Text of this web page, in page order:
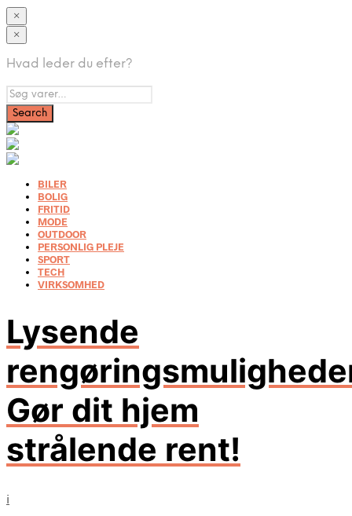
×
×
Hvad leder du efter?
BILER
BOLIG
FRITID
MODE
OUTDOOR
PERSONLIG PLEJE
SPORT
TECH
VIRKSOMHED
Lysende
Gør dit hjem
strålende rent!
i